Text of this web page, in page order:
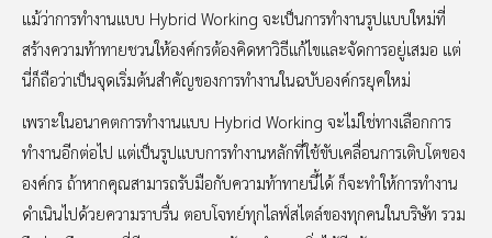
แม้ว่าการทำงานแบบ Hybrid Working จะเป็นการทำงานรูปแบบใหม่ที่
สร้างความท้าทายชวนให้องค์กรต้องคิดหาวิธีแก้ไขและจัดการอยู่เสมอ แต่
นี่ก็ถือว่าเป็นจุดเริ่มต้นสำคัญของการทำงานในฉบับองค์กรยุคใหม่
เพราะในอนาคตการทำงานแบบ Hybrid Working จะไม่ใช่ทางเลือกการ
ทำงานอีกต่อไป แต่เป็นรูปแบบการทำงานหลักที่ใช้ขับเคลื่อนการเติบโตของ
องค์กร ถ้าหากคุณสามารถรับมือกับความท้าทายนี้ได้ ก็จะทำให้การทำงาน
ดำเนินไปด้วยความราบรื่น ตอบโจทย์ทุกไลฟ์สไตล์ของทุกคนในบริษัท รวม